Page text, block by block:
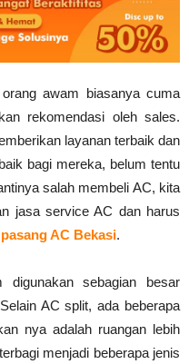
awam biasanya cuma
rekomendasi oleh sales.
layanan terbaik dan
bagi mereka, belum tentu
salah membeli AC, kita
jasa service AC dan harus
AC Bekasi.
sebagian besar
AC split, ada beberapa
nya adalah ruangan lebih
menjadi beberapa jenis